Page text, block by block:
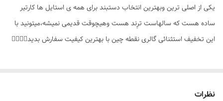
جزئیات محصول دارای قفل مخفی
مناسب برای همه ی افراد(خانم ها_آقایان)
یکی از اصلی ترین وبهترین انتخاب دستبند برای همه ی استایل ها کارتیر
ساده هست که سالهاست ترِند هست وهیچوقت قدیمی نمیشه،میتونید با
این‌ تخفیف استثنائی گالری نقطه چین با بهترین کیفیت سفارش بدید👌🏻✨️💎
نظرات